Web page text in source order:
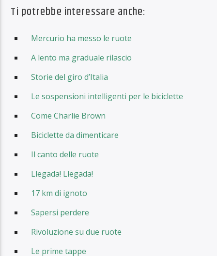
Ti potrebbe interessare anche:
Mercurio ha messo le ruote
A lento ma graduale rilascio
Storie del giro d’Italia
Le sospensioni intelligenti per le biciclette
Come Charlie Brown
Biciclette da dimenticare
Il canto delle ruote
Llegada! Llegada!
17 km di ignoto
Sapersi perdere
Rivoluzione su due ruote
Le prime tappe